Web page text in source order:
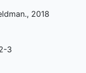
., 2018
3